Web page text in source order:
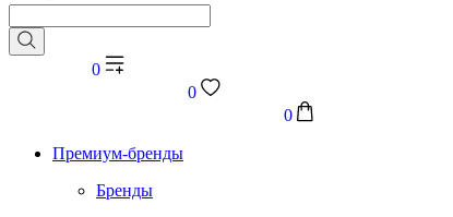
0
0
0
Премиум-бренды
Бренды